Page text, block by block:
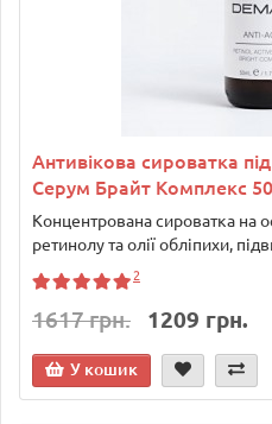
Антивікова сироватка
Серум Брайт Комплекс
Концентрована сироватка на
ретинолу та олії обліпихи,
2
1617 грн. 1209 грн.
У кошик